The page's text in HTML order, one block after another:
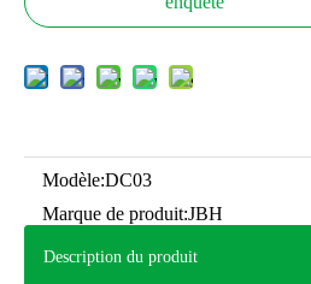
Modèle:DC03
Marque de produit:JBH
Description du produit